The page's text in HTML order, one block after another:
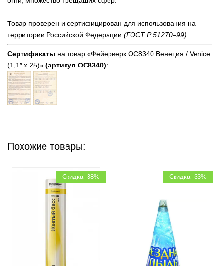
Товар проверен и сертифицирован для использования на
территории Российской Федерации (ГОСТ Р 51270–99)
Сертификаты на товар «Фейерверк ОС8340 Венеция / Venice
(1,1″ х 25)» (артикул ОС8340):
Похожие товары:
Скидка -38% Скидка -33%